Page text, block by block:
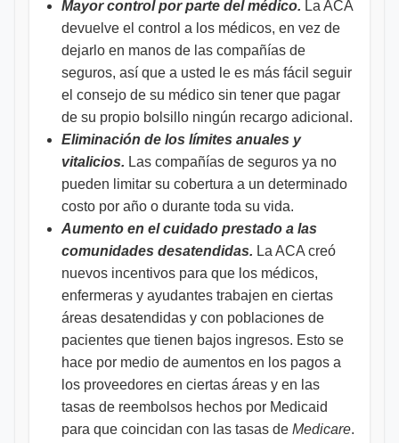
Mayor control por parte del médico. La ACA
devuelve el control a los médicos, en vez de
dejarlo en manos de las compañías de
seguros, así que a usted le es más fácil seguir
el consejo de su médico sin tener que pagar
de su propio bolsillo ningún recargo adicional.
Eliminación de los límites anuales y
vitalicios. Las compañías de seguros ya no
pueden limitar su cobertura a un determinado
costo por año o durante toda su vida.
Aumento en el cuidado prestado a las
comunidades desatendidas. La ACA creó
nuevos incentivos para que los médicos,
enfermeras y ayudantes trabajen en ciertas
áreas desatendidas y con poblaciones de
pacientes que tienen bajos ingresos. Esto se
hace por medio de aumentos en los pagos a
los proveedores en ciertas áreas y en las
tasas de reembolsos hechos por Medicaid
para que coincidan con las tasas de Medicare.